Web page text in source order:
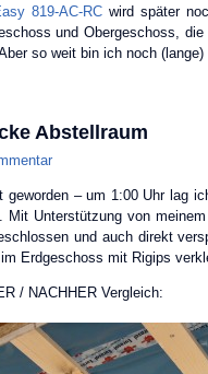
819-AC-RC wird später
und Obergeschoss, die
so weit bin ich noch (lange)
Abstellraum
geworden – um 1:00 Uhr lag
Mit Unterstützung von
und auch direkt
im Erdgeschoss mit Rigips
/ NACHHER Vergleich: